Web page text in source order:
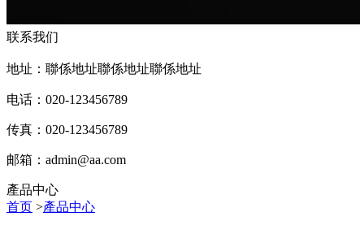
联系我们
地址：聯係地址聯係地址聯係地址
电话：020-123456789
传真：020-123456789
邮箱： admin@aa.com
產品中心
首页 >產品中心